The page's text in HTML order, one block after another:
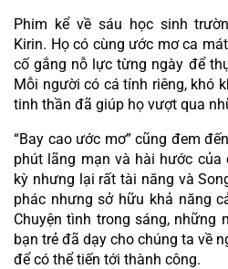
Phim kể về sáu học sinh
Kirin. Họ có cùng ước mơ ca
cố gắng nỗ lực từng ngày để
Mỗi người có cá tính riêng, khó
tinh thần đã giúp họ vượt qua
“Bay cao ước mơ” cũng đem
phút lãng mạn và hài hước của
kỳ nhưng lại rất tài năng và
phác nhưng sở hữu khả năng
Chuyện tình trong sáng, những
bạn trẻ đã dạy cho chúng ta về
để có thể tiến tới thành công.